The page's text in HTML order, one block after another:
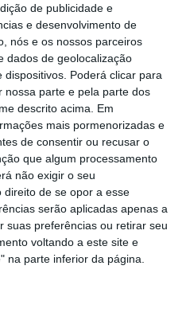
de publicidade e
e desenvolvimento de
nós e os nossos parceiros
dados de geolocalização
Poderá clicar para
nossa parte e pela parte dos
descrito acima. Em
mais pormenorizadas e
de consentir ou recusar o
que algum processamento
não exigir o seu
de se opor a esse
serão aplicadas apenas a
suas preferências ou retirar seu
voltando a este site e
na parte inferior da página.
passado.Em 2022
extração) e 14.052
indústria
da extração).
“Somos
que mais valor
portuguesa, afirma